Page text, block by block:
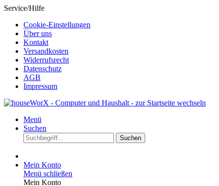
Service/Hilfe
Cookie-Einstellungen
Über uns
Kontakt
Versandkosten
Widerrufsrecht
Datenschutz
AGB
Impressum
Menü
Suchen
Suchen
Mein Konto
Menü schließen
Mein Konto